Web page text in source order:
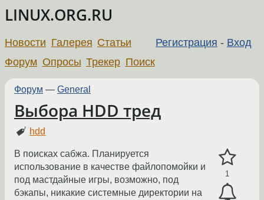
LINUX.ORG.RU
Регистрация - Вход
Новости Галерея Статьи
Форум Опросы Трекер Поиск
Форум — General
Выбора HDD тред
hdd
1
В поисках сабжа. Планируется
использование в качестве файлопомойки и
под мастдайные игры, возможно, под
бэкапы, никакие системные директории на